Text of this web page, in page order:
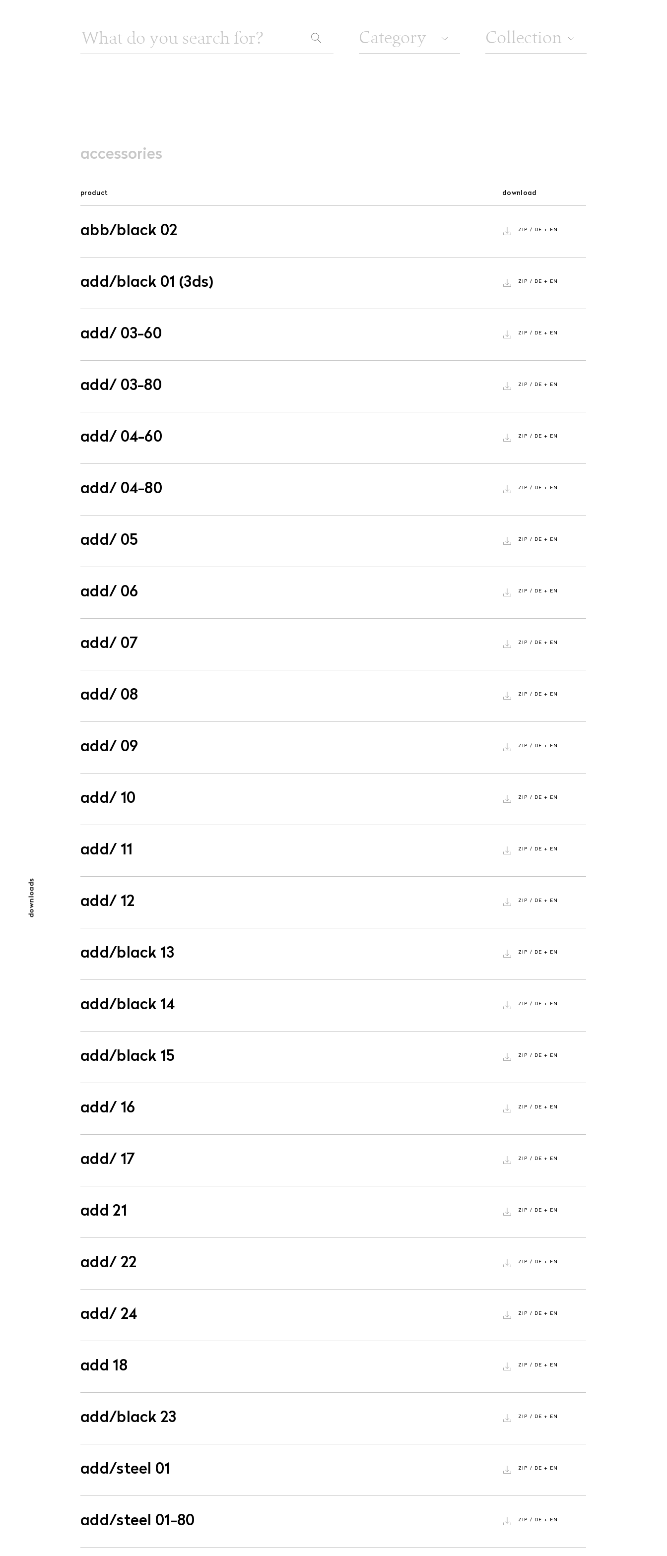
VALLONE® X FABIAN FREYTAG STUDIO
TIORE – One Unit. One Whole.
VALLONE® AT RED DOT DESIGN MUSEUM
Cheers to AERRA HAZE:
accessories
product download
abb/black 02 ZIP / DE + EN
add/black 01 (3ds) ZIP / DE + EN
add/ 03-60 ZIP / DE + EN
add/ 03-80 ZIP / DE + EN
add/ 04-60 ZIP / DE + EN
add/ 04-80 ZIP / DE + EN
add/ 05 ZIP / DE + EN
add/ 06 ZIP / DE + EN
add/ 07 ZIP / DE + EN
add/ 08 ZIP / DE + EN
add/ 09 ZIP / DE + EN
add/ 10 ZIP / DE + EN
add/ 11 ZIP / DE + EN
add/ 12 ZIP / DE + EN
add/black 13 ZIP / DE + EN
add/black 14 ZIP / DE + EN
add/black 15 ZIP / DE + EN
add/ 16 ZIP / DE + EN
add/ 17 ZIP / DE + EN
add 21 ZIP / DE + EN
add/ 22 ZIP / DE + EN
add/ 24 ZIP / DE + EN
add 18 ZIP / DE + EN
add/black 23 ZIP / DE + EN
add/steel 01 ZIP / DE + EN
add/steel 01-80 ZIP / DE + EN
downloads